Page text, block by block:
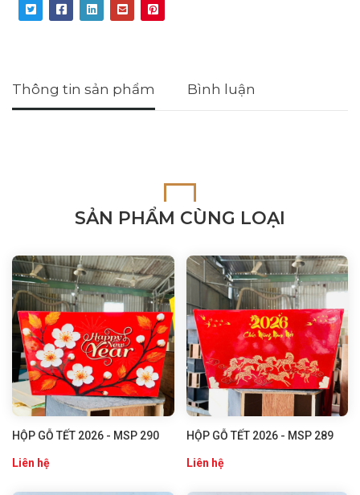
Thông tin sản phẩm Bình luận
SẢN PHẨM CÙNG LOẠI
HỘP GỖ TẾT 2026 - MSP 290
Liên hệ
HỘP GỖ TẾT 2026 - MSP 289
Liên hệ